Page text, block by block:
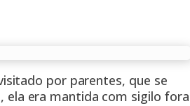
por parentes, que se
ela era mantida com sigilo fora